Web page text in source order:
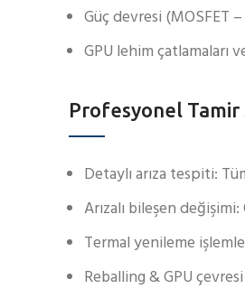
Güç devresi (MOSFET
GPU lehim çatlamaları
Profesyonel Tamir
Detaylı arıza tespiti:
Arızalı bileşen
Termal yenileme
Reballing & GPU